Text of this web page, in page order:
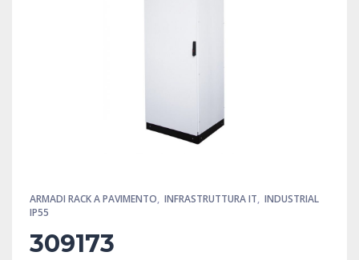
ARMADI RACK A PAVIMENTO, INFRASTRUTTURA IT, INDUSTRIAL
IP55
309173